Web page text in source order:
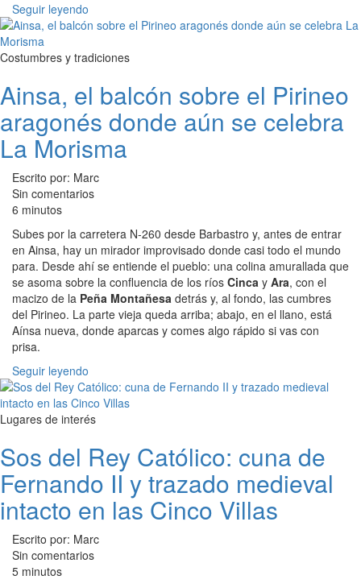
Seguir leyendo
Costumbres y tradiciones
Ainsa, el balcón sobre el Pirineo
aragonés donde aún se celebra
La Morisma
Escrito por: Marc
Sin comentarios
6 minutos
Subes por la carretera N-260 desde Barbastro y, antes de entrar
en Ainsa, hay un mirador improvisado donde casi todo el mundo
para. Desde ahí se entiende el pueblo: una colina amurallada que
se asoma sobre la confluencia de los ríos Cinca y Ara, con el
macizo de la Peña Montañesa detrás y, al fondo, las cumbres
del Pirineo. La parte vieja queda arriba; abajo, en el llano, está
Aínsa nueva, donde aparcas y comes algo rápido si vas con
prisa.
Seguir leyendo
Lugares de interés
Sos del Rey Católico: cuna de
Fernando II y trazado medieval
intacto en las Cinco Villas
Escrito por: Marc
Sin comentarios
5 minutos